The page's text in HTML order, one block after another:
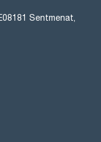
Sentmenat,